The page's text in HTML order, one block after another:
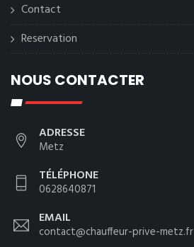
Contact
Reservation
NOUS CONTACTER
ADRESSE
Metz
TÉLÉPHONE
0628640871
EMAIL
contact@chauffeur-prive-metz.fr